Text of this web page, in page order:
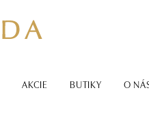
AKCIE BUTIKY O